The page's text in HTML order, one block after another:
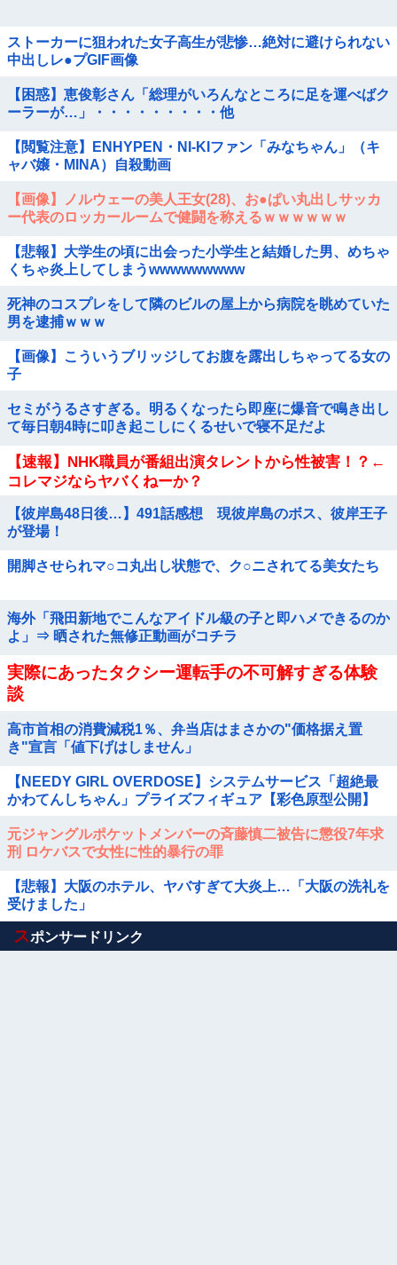
ストーカーに狙われた女子高生が悲惨…絶対に避けられない
中出しレ●プGIF画像
【困惑】恵俊彰さん「総理がいろんなところに足を運べばク
ーラーが…」・・・・・・・・・他
【閲覧注意】ENHYPEN・NI-KIファン「みなちゃん」（キ
ャバ嬢・MINA）自殺動画
【画像】ノルウェーの美人王女(28)、お●ぱい丸出しサッカ
ー代表のロッカールームで健闘を称えるｗｗｗｗｗｗ
【悲報】大学生の頃に出会った小学生と結婚した男、めちゃ
くちゃ炎上してしまうwwwwwwwww
死神のコスプレをして隣のビルの屋上から病院を眺めていた
男を逮捕ｗｗｗ
【画像】こういうブリッジしてお腹を露出しちゃってる女の
子
セミがうるさすぎる。明るくなったら即座に爆音で鳴き出し
て毎日朝4時に叩き起こしにくるせいで寝不足だよ
【速報】NHK職員が番組出演タレントから性被害！？←
コレマジならヤバくねーか？
【彼岸島48日後…】491話感想 現彼岸島のボス、彼岸王子
が登場！
開脚させられマ○コ丸出し状態で、ク○ニされてる美女たち
海外「飛田新地でこんなアイドル級の子と即ハメできるのか
よ」⇒ 晒された無修正動画がコチラ
実際にあったタクシー運転手の不可解すぎる体験
談
高市首相の消費減税1％、弁当店はまさかの"価格据え置
き"宣言「値下げはしません」
【NEEDY GIRL OVERDOSE】システムサービス「超絶最
かわてんしちゃん」プライズフィギュア【彩色原型公開】
元ジャングルポケットメンバーの斉藤慎二被告に懲役7年求
刑 ロケバスで女性に性的暴行の罪
【悲報】大阪のホテル、ヤバすぎて大炎上…「大阪の洗礼を
受けました」
Powered by livedoor 相互RSS
スポンサードリンク